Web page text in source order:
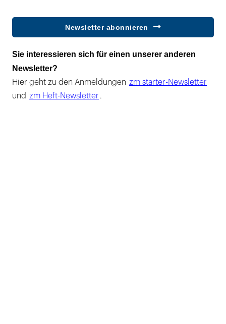
Newsletter abonnieren
Sie interessieren sich für einen unserer anderen
Newsletter?
Hier geht zu den Anmeldungen zm starter-Newsletter
und zm Heft-Newsletter .